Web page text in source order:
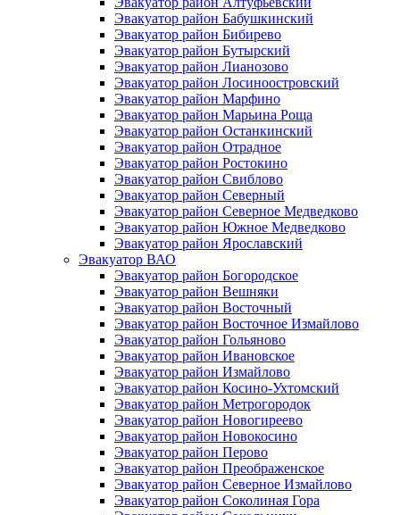
Эвакуатор район Бабушкинский
Эвакуатор район Бибирево
Эвакуатор район Бутырский
Эвакуатор район Лианозово
Эвакуатор район Лосиноостровский
Эвакуатор район Марфино
Эвакуатор район Марьина Роща
Эвакуатор район Останкинский
Эвакуатор район Отрадное
Эвакуатор район Ростокино
Эвакуатор район Свиблово
Эвакуатор район Северный
Эвакуатор район Северное Медведково
Эвакуатор район Южное Медведково
Эвакуатор район Ярославский
Эвакуатор ВАО
Эвакуатор район Богородское
Эвакуатор район Вешняки
Эвакуатор район Восточный
Эвакуатор район Восточное Измайлово
Эвакуатор район Гольяново
Эвакуатор район Ивановское
Эвакуатор район Измайлово
Эвакуатор район Косино-Ухтомский
Эвакуатор район Метрогородок
Эвакуатор район Новогиреево
Эвакуатор район Новокосино
Эвакуатор район Перово
Эвакуатор район Преображенское
Эвакуатор район Северное Измайлово
Эвакуатор район Соколиная Гора